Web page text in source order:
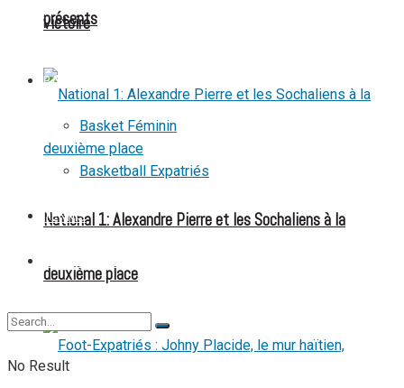
victoire
National 1: Alexandre Pierre et les Sochaliens à la
deuxième place
présents
BASKETBALL
Basket Féminin
Basketball Expatriés
TENNIS
No Result